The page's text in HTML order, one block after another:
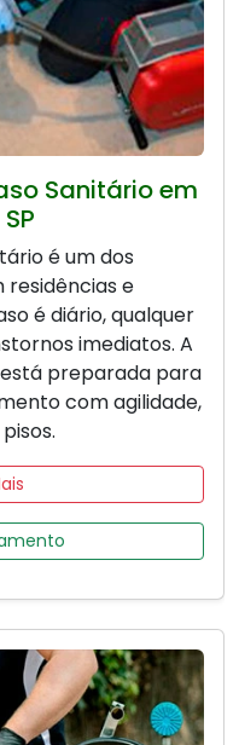
Sanitário em
é um dos
residências e
é diário, qualquer
imediatos. A
está preparada para
com agilidade,